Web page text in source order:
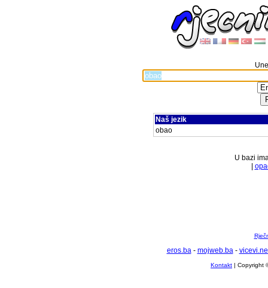
Naš jezik
obao
U bazi
eros.ba- mojweb.ba-
Kontakt | Copyright